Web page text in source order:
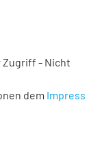
Zugriff - Nicht
dem Impress